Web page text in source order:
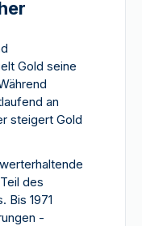
Gold seine
an
steigert Gold
des
Bis 1971
-